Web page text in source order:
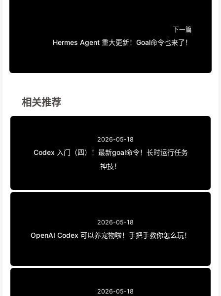
下一篇
Hermes Agent 重大更新！Goal命令也来了！
相关推荐
2026-05-18
Codex 入门（四）！最新goal命令！长时运行任务
神技！
2026-05-18
OpenAI Codex 可以养宠物啦！手把手教你怎么玩！
2026-05-18